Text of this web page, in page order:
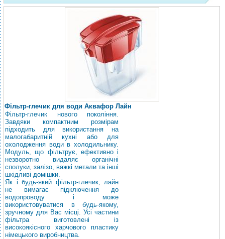
Фільтр-глечик для води Аквафор Лайн
Фільтр-глечик нового покоління.
Завдяки компактним розмірам
підходить для використання на
малогабаритній кухні або для
охолодження води в холодильнику.
Модуль, що фільтрує, ефективно і
незворотно видаляє органічні
сполуки, залізо, важкі метали та інші
шкідливі домішки.
Як і будь-який фільтр-глечик, лайн
не вимагає підключення до
водопроводу і може
використовуватися в будь-якому,
зручному для Вас місці. Усі частини
фільтра виготовлені із
високоякісного харчового пластику
німецького виробництва.